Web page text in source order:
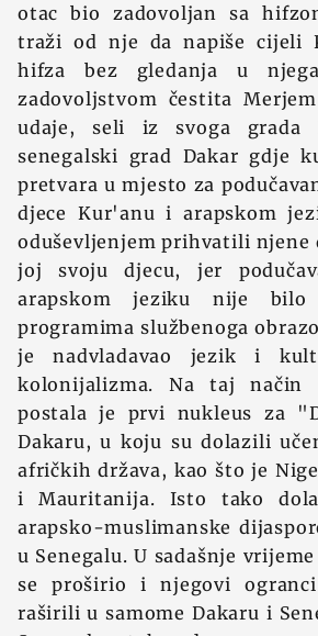
otac bio zadovoljan sa
traži od nje da napiše cijeli
hifza bez gledanja u
zadovoljstvom čestita
udaje, seli iz svoga
senegalski grad Dakar gdje
pretvara u mjesto za
djece Kur'anu i arapskom
oduševljenjem prihvatili njene
joj svoju djecu, jer
arapskom jeziku nije bilo
programima službenoga
je nadvladavao jezik i
kolonijalizma. Na taj način
postala je prvi nukleus za
Dakaru, u koju su dolazili
afričkih država, kao što je
i Mauritanija. Isto tako
arapsko-muslimanske
u Senegalu. U sadašnje
se proširio i njegovi
raširili u samome Dakaru i